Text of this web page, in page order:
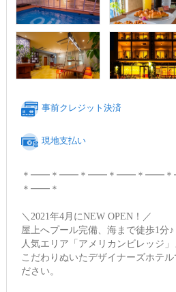
事前クレジット決済
現地支払い
＊━━＊━━＊━━＊━━＊━━
＊━━＊
＼2021年4月にNEW OPEN！／
屋上へプール完備、海まで徒歩1分♪
人気エリア「アメリカンビレッジ」
こだわりぬいたデザイナーズホテ
ださい。